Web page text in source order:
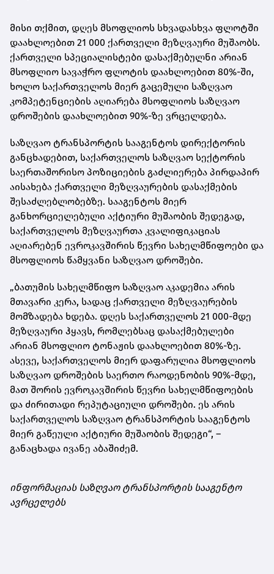
მისი თქმით, დღეს მსოფლიოს სხვადასხვა ფლოტში
დაახლოებით 21 000 ქართველი მეზღვაური მუშაობს.
ქართველი სპეციალისტები დასაქმებულნი არიან
მსოფლიო სავაჭრო ფლოტის დაახლოებით 80%-ში,
ხოლო საქართველოს მიერ გაცემული საზღვაო
კომპეტენციების აღიარება მსოფლიოს საზღვაო
დროშების დაახლოებით 90%-ზე ვრცელდება.
საზღვაო ტრანსპორტის სააგენტოს დირექტორის
განცხადებით, საქართველოს საზღვაო სექტორის
საერთაშორისო პოზიციების გაძლიერება პირდაპირ
აისახება ქართველი მეზღვაურების დასაქმების
შესაძლებლობებზე. სააგენტოს მიერ
განხორციელებული აქტიური მუშაობის შედეგად,
საქართველოს მეზღვაურთა კვალიფიკაციას
აღიარებენ ევროკავშირის წევრი სახელმწიფოები და
მსოფლიოს წამყვანი საზღვაო დროშები.
„ბათუმის სახელმწიფო საზღვაო აკადემია არის
მთავარი კერა, სადაც ქართველი მეზღვაურების
მომზადება ხდება. დღეს საქართველოს 21 000-მდე
მეზღვაური ჰყავს, რომლებსაც დასაქმებულები
არიან მსოფლიო ტონაჟის დაახლოებით 80%-ზე.
ასევე, საქართველოს მიერ დაფარულია მსოფლიოს
საზღვაო დროშების საერთო რაოდენობის 90%-მდე,
მათ შორის ევროკავშირის წევრი სახელმწიფოების
და ძირითადი რეპუტაციული დროშები. ეს არის
საქართველოს საზღვაო ტრანსპორტის სააგენტოს
მიერ გაწეული აქტიური მუშაობის შედეგი“, –
განაცხადა ივანე აბაშიძემ.
ინფორმაციას საზღვაო ტრანსპორტის სააგენტო
ავრცელებს